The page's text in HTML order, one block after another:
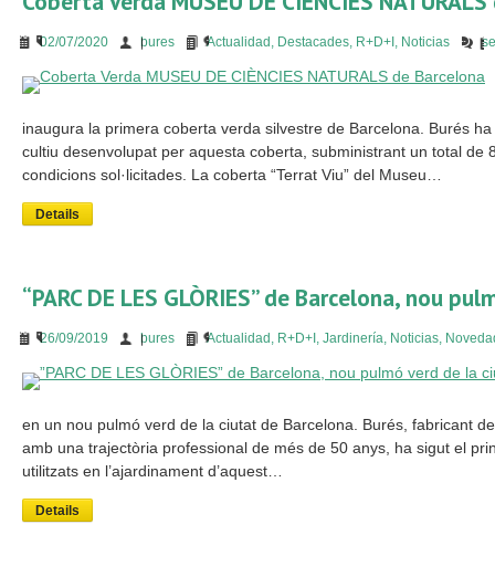
02/07/2020 bures Actualidad , Destacades, R+D+I , Noticias
inaugura la primera coberta verda silvestre de Barcelona. Burés
cultiu desenvolupat per aquesta coberta, subministrant un total de
condicions sol·licitades. La coberta “Terrat Viu” del Museu…
Details
“PARC DE LES GLÒRIES” de Barcelona, nou
26/09/2019 bures Actualidad , R+D+I , Jardinería, Noticias,
en un nou pulmó verd de la ciutat de Barcelona. Burés, fabricant
amb una trajectòria professional de més de 50 anys, ha sigut el
utilitzats en l’ajardinament d’aquest…
Details